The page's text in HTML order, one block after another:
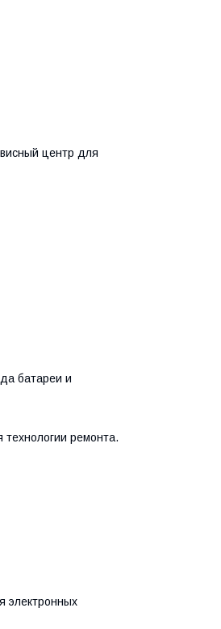
центр для
батареи и
технологии ремонта.
электронных